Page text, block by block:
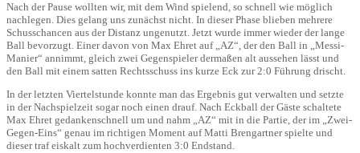
Nach der Pause wollten wir, mit dem Wind spielend, so schnell wie möglich
nachlegen. Dies gelang uns zunächst nicht. In dieser Phase blieben mehrere
Schusschancen aus der Distanz ungenutzt. Jetzt wurde immer wieder der lange
Ball bevorzugt. Einer davon von Max Ehret auf „AZ“, der den Ball in „Messi-
Manier“ annimmt, gleich zwei Gegenspieler dermaßen alt aussehen lässt und
den Ball mit einem satten Rechtsschuss ins kurze Eck zur 2:0 Führung drischt.
In der letzten Viertelstunde konnte man das Ergebnis gut verwalten und setzte
in der Nachspielzeit sogar noch einen drauf. Nach Eckball der Gäste schaltete
Max Ehret gedankenschnell um und nahm „AZ“ mit in die Partie, der im „Zwei-
Gegen-Eins“ genau im richtigen Moment auf Matti Brengartner spielte und
dieser traf eiskalt zum hochverdienten 3:0 Endstand.